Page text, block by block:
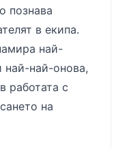
познава
в екипа.
най-
най-най-онова,
работата с
на